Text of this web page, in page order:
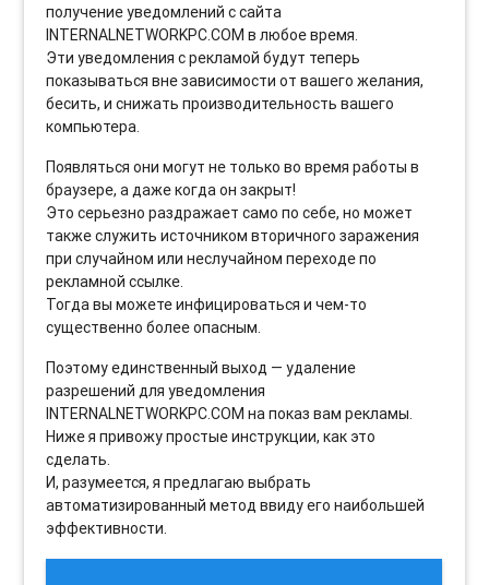
получение уведомлений с сайта
INTERNALNETWORKPC.COM в любое время.
Эти уведомления с рекламой будут теперь
показываться вне зависимости от вашего желания,
бесить, и снижать производительность вашего
компьютера.
Появляться они могут не только во время работы в
браузере, а даже когда он закрыт!
Это серьезно раздражает само по себе, но может
также служить источником вторичного заражения
при случайном или неслучайном переходе по
рекламной ссылке.
Тогда вы можете инфицироваться и чем-то
существенно более опасным.
Поэтому единственный выход — удаление
разрешений для уведомления
INTERNALNETWORKPC.COM на показ вам рекламы.
Ниже я привожу простые инструкции, как это
сделать.
И, разумеется, я предлагаю выбрать
автоматизированный метод ввиду его наибольшей
эффективности.